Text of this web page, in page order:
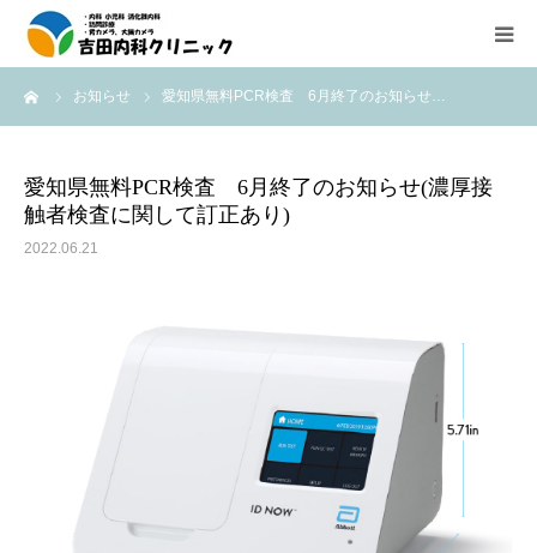
お知らせ 愛知県無料PCR検査 6月終了のお知らせ…
愛知県無料PCR検査 6月終了のお知らせ(濃厚接
触者検査に関して訂正あり)
2022.06.21
診療所紹介
在宅医療（往診、訪問診療）のご案内
求人情報